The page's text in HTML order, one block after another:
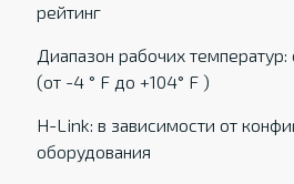
рейтинг
Диапазон рабочих
(от -4 ° F до +104° F )
H-Link: в зависимости от
оборудования